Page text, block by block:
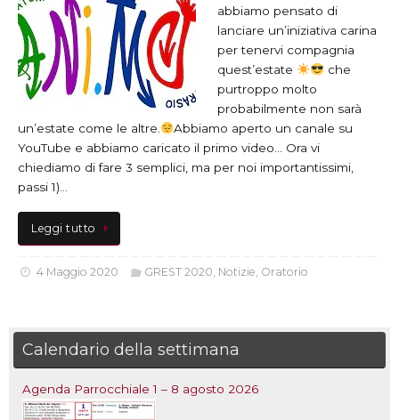
abbiamo pensato di
lanciare un’iniziativa carina
per tenervi compagnia
quest’estate
che
purtroppo molto
probabilmente non sarà
un’estate come le altre.
Abbiamo aperto un canale su
YouTube e abbiamo caricato il primo video… Ora vi
chiediamo di fare 3 semplici, ma per noi importantissimi,
passi 1)…
Leggi tutto
4 Maggio 2020 GREST 2020 Notizie Oratorio
Calendario della settimana
Agenda Parrocchiale 1 – 8 agosto 2026